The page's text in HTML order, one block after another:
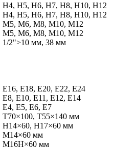
H4, H5, H6, H7, H8, H10, H12
H4, H5, H6, H7, H8, H10, H12
М5, М6, М8, М10, М12
М5, М6, М8, М10, М12
1/2">10 мм, 38 мм
E16, E18, E20, E22, E24
E8, E10, E11, E12, E14
E4, E5, E6, E7
Т70×100, Т55×140 мм
H14×60, H17×60 мм
М14×60 мм
М16H×60 мм